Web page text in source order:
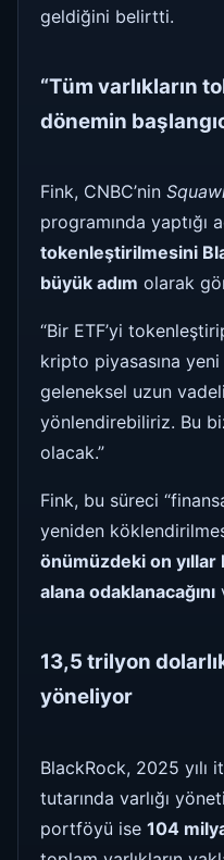
geldiğini belirtti.
“Tüm varlıkların
dönemin
Fink, CNBC’nin
programında yaptığı
tokenleştirilmesini
büyük adım olarak
“Bir ETF’yi
kripto piyasasına yeni
geleneksel uzun
yönlendirebiliriz. Bu
olacak.”
Fink, bu süreci
yeniden
önümüzdeki on yıllar
alana odaklanacağını
13,5 trilyon
yöneliyor
BlackRock, 2025 yılı
tutarında varlığı
portföyü ise 104